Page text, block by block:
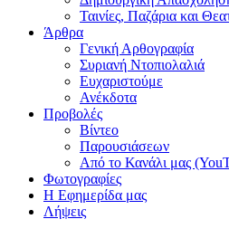
Ταινίες, Παζάρια και
Άρθρα
Γενική Αρθογραφία
Συριανή Ντοπιολαλιά
Ευχαριστούμε
Ανέκδοτα
Προβολές
Βίντεο
Παρουσιάσεων
Από το Κανάλι μας
Φωτογραφίες
Η Εφημερίδα μας
Λήψεις